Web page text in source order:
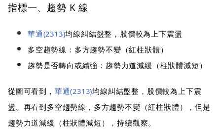
指標一、趨勢 K 線
華通(2313)均線糾結盤整，股價較為上下震盪
多空趨勢線：多方趨勢不變（紅柱狀體）
趨勢是否轉向或續強：趨勢力道減緩（柱狀體減短）
從圖可看到， 華通(2313)均線糾結盤整，股價較為上下震
盪。再看到多空趨勢線，多方趨勢不變（紅柱狀體），但是
趨勢力道減緩（柱狀體減短），持續觀察。